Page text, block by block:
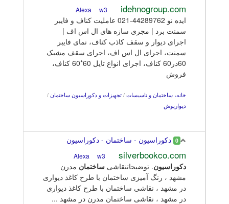
idehnogroup.com
w3
ایده نو 44289762-021 عاملیت کناف و فایبر
سمنت برد | مجری سازه های ال اس اف |
اجرای دیوار و سقف کاذب کناف، نمای فایبر
سمنت، اجرای ال اس اف، اجرای سقف مشبک
60در60 کناف، اجرای انواع تایل 60*60 کناف،
فروش
خانه، ساختمان و تاسیسات / تجهیزات و دکوراسیون ساختمان /
دیوارپوش
0 دکوراسیون - ساختمان - دکوراسیون
silverbookco.com
w3
دکوراسیون. توضیحاتنقاشی ساختمان مدرن
مشهد ، رنگ آمیزی ساختمان با طرح کاغذ دیواری
در مشهد ، نقاشی ساختمان با طرح کاغذ دیواری
در مشهد ، نقاشی ساختمان مدرن در مشهد ...